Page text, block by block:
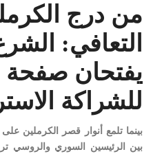
من درج
التعافي:
يفتحان صفحة
للشراكة
بينما تلمع أنوار قصر الكرملين
بين الرئيسين السوري والروسي